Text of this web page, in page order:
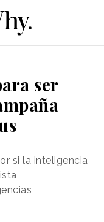
ser
si la inteligencia